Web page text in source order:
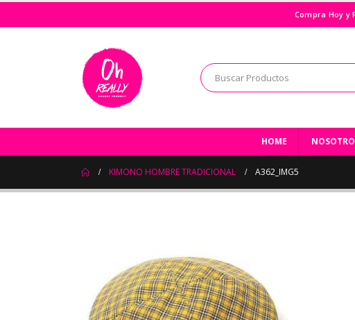
Compra Hoy y
HOME
KIMONO HOMBRE TRADICIONAL A362_IMG5